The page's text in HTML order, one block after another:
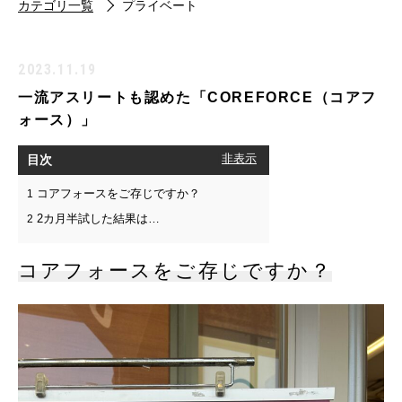
カテゴリ一覧 プライベート
一流アスリートも認めた「COREFORCE（コアフ
ォース）」
目次 非表示
1 コアフォースをご存じですか？
2 2カ月半試した結果は…
コアフォースをご存じですか？